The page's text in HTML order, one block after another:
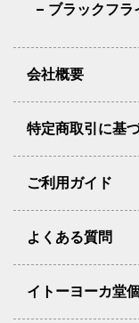
ブラックフラ
会社概要
特定商取引に基
ご利用ガイド
よくある質問
イトーヨーカ堂